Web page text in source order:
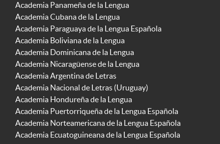
Academia Panameña de la Lengua
Academia Cubana de la Lengua
Academia Paraguaya de la Lengua Española
Academia Boliviana de la Lengua
Academia Dominicana de la Lengua
Academia Nicaragüense de la Lengua
Academia Argentina de Letras
Academia Nacional de Letras (Uruguay)
Academia Hondureña de la Lengua
Academia Puertorriqueña de la Lengua Española
Academia Norteamericana de la Lengua Española
Academia Ecuatoguineana de la Lengua Española